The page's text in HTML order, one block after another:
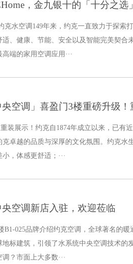
，金九银十的「十分之选」
克水空调149年来，约克一直致力于探索
、健康、节能、安全以及智能完美契
端的家用空调应用···
空调」喜盈门3楼重磅升级！
装展示！约克自1874年成立以来，已有
卓越的品质与深厚的文化氛围。约克
，体感更舒适；···
央空调新店入驻，欢迎莅临
B1-025品牌介绍约克空调，全球著名的
标建筑，引领了水系统中央空调技术
？市面上大多数···